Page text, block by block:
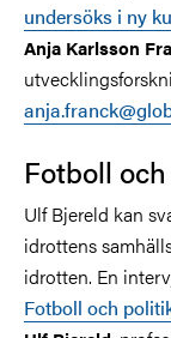
undersöks i ny
Anja Karlsson
Fotboll
Ulf Bjereld kan
idrottens
idrotten. En
Fotboll och